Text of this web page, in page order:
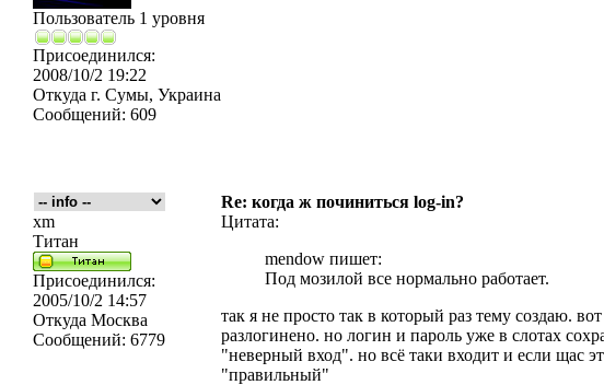
Пользователь 1 уровня
Присоединился:
2008/10/2 19:22
Откуда г. Сумы, Украина
Сообщений: 609
Re: когда ж починиться log-in?
xm
Титан
Присоединился:
2005/10/2 14:57
Откуда Москва
Сообщений: 6779
Цитата:
mendow пишет:
Под мозилой все нормально работает.
так я не просто так в который раз тему создаю.
разлогинено. но логин и пароль уже в слотах
"неверный вход". но всё таки входит и если щас
"правильный"